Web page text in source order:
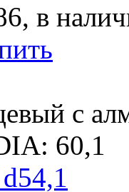
в
с
60,1